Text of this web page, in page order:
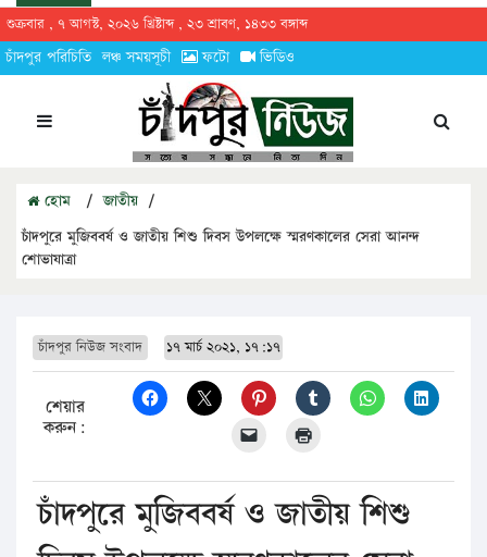
শুক্রবার , ৭ আগস্ট, ২০২৬ খ্রিষ্টাব্দ , ২৩ শ্রাবণ, ১৪৩৩ বঙ্গাব্দ
চাঁদপুর পরিচিতি লঞ্চ সময়সূচী ফটো ভিডিও
হোম / জাতীয় /
চাঁদপুরে মুজিববর্ষ ও জাতীয় শিশু দিবস উপলক্ষে স্মরণকালের সেরা আনন্দ
শোভাযাত্রা
চাঁদপুর নিউজ সংবাদ ১৭ মার্চ ২০২১, ১৭:১৭
শেয়ার
করুন:
চাঁদপুরে মুজিববর্ষ ও জাতীয় শিশু